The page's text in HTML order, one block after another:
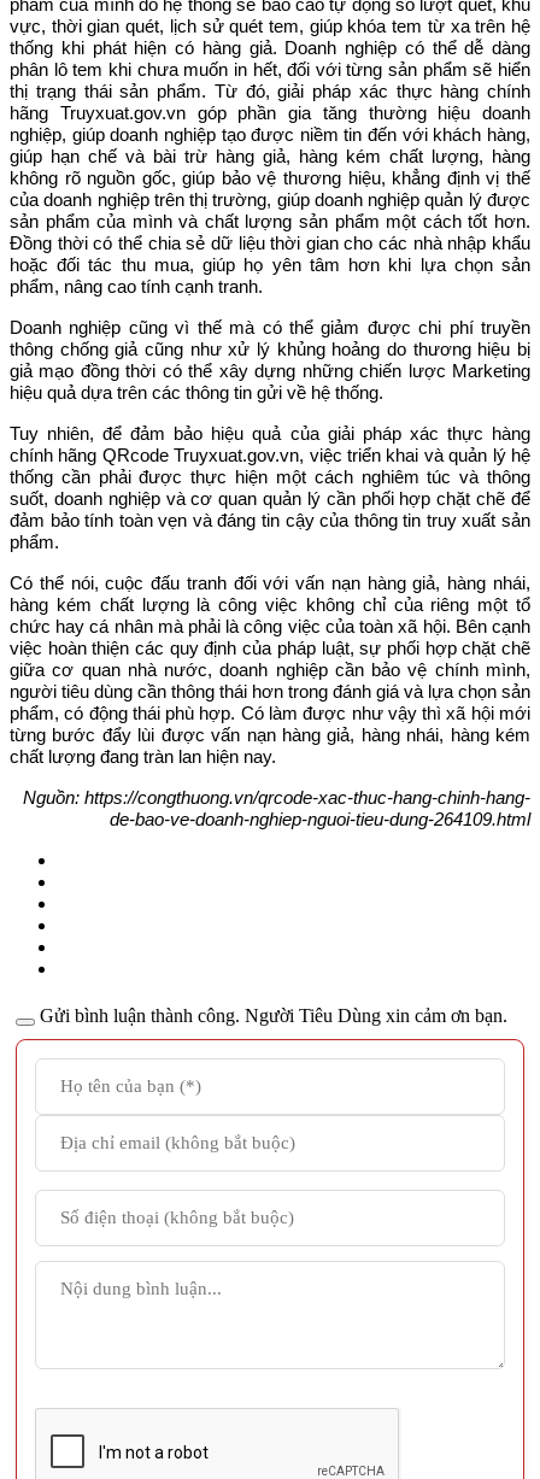
vực, thời gian quét, lịch sử quét tem, giúp khóa tem từ xa trên hệ
thống khi phát hiện có hàng giả. Doanh nghiệp có thể dễ dàng
phân lô tem khi chưa muốn in hết, đối với từng sản phẩm sẽ hiển
thị trạng thái sản phẩm. Từ đó, giải pháp xác thực hàng chính
hãng Truyxuat.gov.vn góp phần gia tăng thường hiệu doanh
nghiệp, giúp doanh nghiệp tạo được niềm tin đến với khách hàng,
giúp hạn chế và bài trừ hàng giả, hàng kém chất lượng, hàng
không rõ nguồn gốc, giúp bảo vệ thương hiệu, khẳng định vị thế
của doanh nghiệp trên thị trường, giúp doanh nghiệp quản lý được
sản phẩm của mình và chất lượng sản phẩm một cách tốt hơn.
Đồng thời có thể chia sẻ dữ liệu thời gian cho các nhà nhập khẩu
hoặc đối tác thu mua, giúp họ yên tâm hơn khi lựa chọn sản
phẩm, nâng cao tính cạnh tranh.
Doanh nghiệp cũng vì thế mà có thể giảm được chi phí truyền
thông chống giả cũng như xử lý khủng hoảng do thương hiệu bị
giả mạo đồng thời có thể xây dựng những chiến lược Marketing
hiệu quả dựa trên các thông tin gửi về hệ thống.
Tuy nhiên, để đảm bảo hiệu quả của giải pháp xác thực hàng
chính hãng QRcode Truyxuat.gov.vn, việc triển khai và quản lý hệ
thống cần phải được thực hiện một cách nghiêm túc và thông
suốt, doanh nghiệp và cơ quan quản lý cần phối hợp chặt chẽ để
đảm bảo tính toàn vẹn và đáng tin cậy của thông tin truy xuất sản
phẩm.
Có thể nói, cuộc đấu tranh đối với vấn nạn hàng giả, hàng nhái,
hàng kém chất lượng là công việc không chỉ của riêng một tổ
chức hay cá nhân mà phải là công việc của toàn xã hội. Bên cạnh
việc hoàn thiện các quy định của pháp luật, sự phối hợp chặt chẽ
giữa cơ quan nhà nước, doanh nghiệp cần bảo vệ chính mình,
người tiêu dùng cần thông thái hơn trong đánh giá và lựa chọn sản
phẩm, có động thái phù hợp. Có làm được như vậy thì xã hội mới
từng bước đẩy lùi được vấn nạn hàng giả, hàng nhái, hàng kém
chất lượng đang tràn lan hiện nay.
Nguồn: https://congthuong.vn/qrcode-xac-thuc-hang-chinh-hang-
de-bao-ve-doanh-nghiep-nguoi-tieu-dung-264109.html